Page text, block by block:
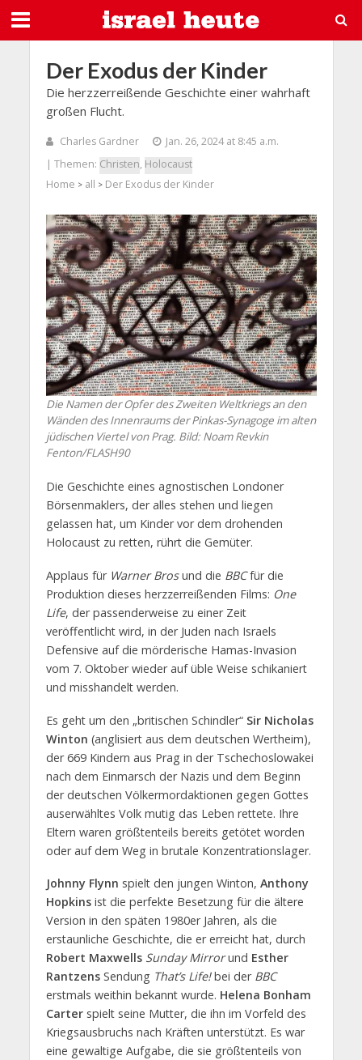
Der Exodus der Kinder
Die herzzerreißende Geschichte einer wahrhaft
großen Flucht.
Charles Gardner
Jan. 26, 2024 at 8:45 a.m.
| Themen: Christen, Holocaust
Home > all > Der Exodus der Kinder
Die Namen der Opfer des Zweiten Weltkriegs an den
Wänden des Innenraums der Pinkas-Synagoge im alten
jüdischen Viertel von Prag. Bild: Noam Revkin
Fenton/FLASH90
Die Geschichte eines agnostischen Londoner
Börsenmaklers, der alles stehen und liegen
gelassen hat, um Kinder vor dem drohenden
Holocaust zu retten, rührt die Gemüter.
Applaus für Warner Brosund die BBCfür die
Produktion dieses herzzerreißenden Films: One
Life, der passenderweise zu einer Zeit
veröffentlicht wird, in der Juden nach Israels
Defensive auf die mörderische Hamas-Invasion
vom 7. Oktober wieder auf üble Weise schikaniert
und misshandelt werden.
Es geht um den „britischen Schindler“ Sir Nicholas
Winton (anglisiert aus dem deutschen Wertheim),
der 669 Kindern aus Prag in der Tschechoslowakei
nach dem Einmarsch der Nazis und dem Beginn
der deutschen Völkermordaktionen gegen Gottes
auserwähltes Volk mutig das Leben rettete. Ihre
Eltern waren größtenteils bereits getötet worden
oder auf dem Weg in brutale Konzentrationslager.
Johnny Flynn spielt den jungen Winton, Anthony
Hopkinsist die perfekte Besetzung für die ältere
Version in den späten 1980er Jahren, als die
erstaunliche Geschichte, die er erreicht hat, durch
Robert Maxwells Sunday Mirrorund Esther
RantzensSendung That’s Life!bei der BBC
erstmals weithin bekannt wurde. Helena Bonham
Carterspielt seine Mutter, die ihn im Vorfeld des
Kriegsausbruchs nach Kräften unterstützt. Es war
eine gewaltige Aufgabe, die sie größtenteils von